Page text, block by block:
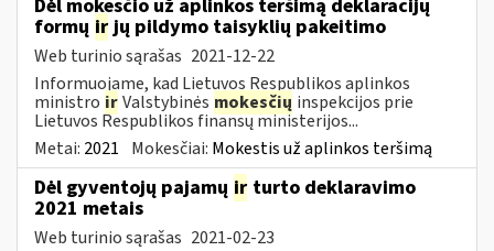
Dėl mokesčio už aplinkos teršimą deklaracijų
formų irjų pildymo taisyklių pakeitimo
Web turinio sąrašas 2021-12-22
Informuojame, kad Lietuvos Respublikos aplinkos
ministro irValstybinės mokesčių inspekcijos prie
Lietuvos Respublikos finansų ministerijos...
Metai: 2021 Mokesčiai: Mokestis už aplinkos teršimą
Dėl gyventojų pajamų ir turto deklaravimo
2021 metais
Web turinio sąrašas 2021-02-23